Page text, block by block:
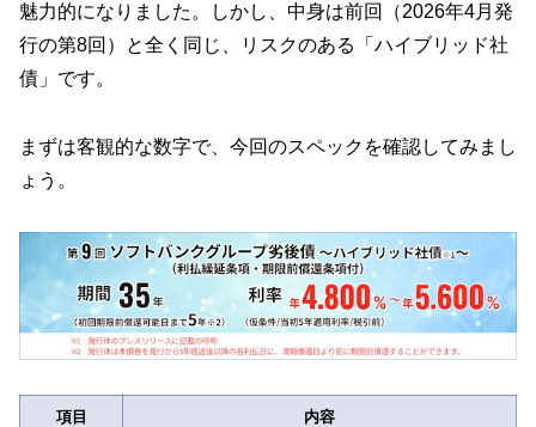
魅力的になりました。しかし、中身は前回（2026年4月発
行の第8回）と全く同じ、リスクのある「ハイブリッド社
債」です。
まずは客観的な数字で、今回のスペックを確認してみまし
ょう。
項目 内容